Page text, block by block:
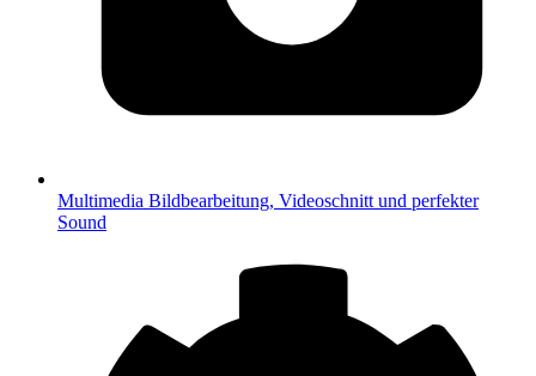
Multimedia Bildbearbeitung, Videoschnitt und perfekter
Sound